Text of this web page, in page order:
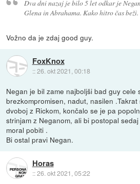
Dva dni nazaj je bilo 5 let odkar je
Glena in Abrahama. Kako hitro čas beži.
Vožno da je zdaj good guy.
FoxKnox
::26. okt 2021, 00:18
Negan je bil zame najboljši bad guy cele
brezkompromisen, nadut, nasilen
dvoboj z Rickom, končalo se je pa
strinjam z Neganom, ali bi postopal
moral pobiti .
Bi ostal pravi Negan.
Horas
::26. okt 2021, 05:22